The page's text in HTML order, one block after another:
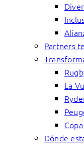
Partners
La
Dónde